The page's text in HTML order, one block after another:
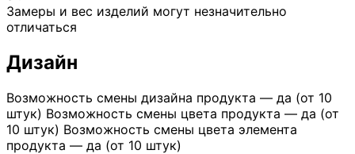
Замеры и вес изделий могут незначительно
отличаться
Дизайн
Возможность смены дизайна продукта — да (от 10
штук) Возможность смены цвета продукта — да (от
10 штук) Возможность смены цвета элемента
продукта — да (от 10 штук)